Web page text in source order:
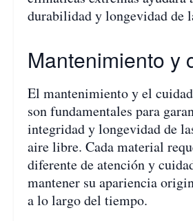
durabilidad y longevidad de
Mantenimiento y
El mantenimiento y el
son fundamentales para
integridad y longevidad de
aire libre. Cada material
diferente de atención y
mantener su apariencia
a lo largo del tiempo.